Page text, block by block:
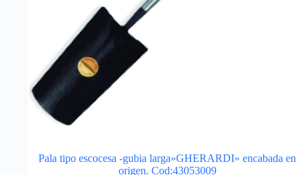
Pala tipo escocesa -gubia larga»GHERARDI» encabada en
origen. Cod:43053009